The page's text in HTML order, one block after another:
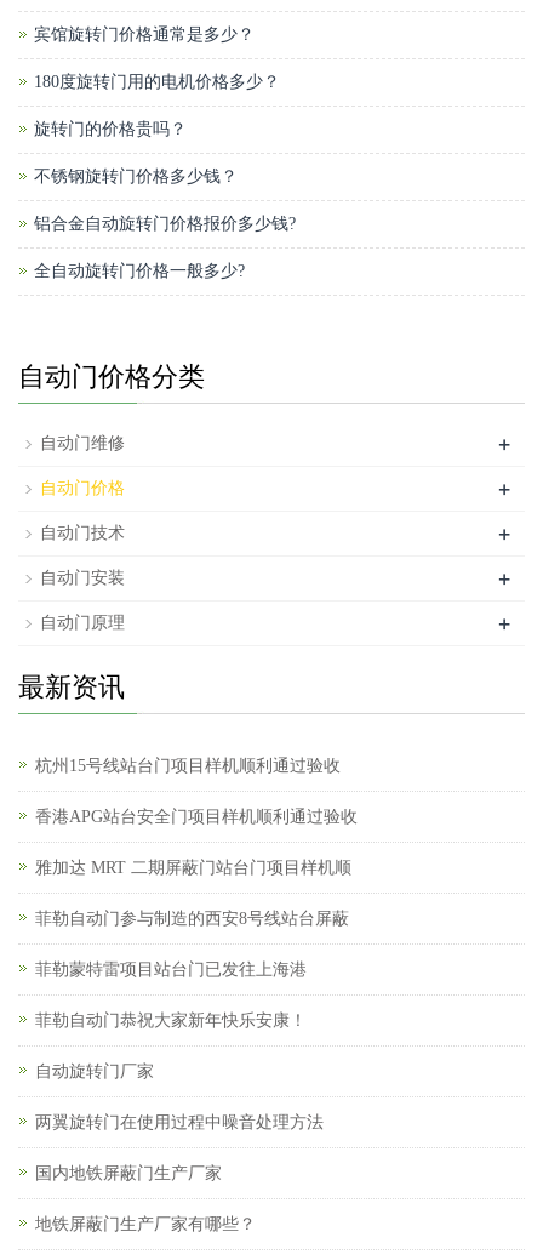
宾馆旋转门价格通常是多少？
180度旋转门用的电机价格多少？
旋转门的价格贵吗？
不锈钢旋转门价格多少钱？
铝合金自动旋转门价格报价多少钱?
全自动旋转门价格一般多少?
自动门价格分类
自动门维修 +
自动门价格 +
自动门技术 +
自动门安装 +
自动门原理 +
最新资讯
杭州15号线站台门项目样机顺利通过验收
香港APG站台安全门项目样机顺利通过验收
雅加达 MRT 二期屏蔽门站台门项目样机顺
菲勒自动门参与制造的西安8号线站台屏蔽
菲勒蒙特雷项目站台门已发往上海港
菲勒自动门恭祝大家新年快乐安康！
自动旋转门厂家
两翼旋转门在使用过程中噪音处理方法
国内地铁屏蔽门生产厂家
地铁屏蔽门生产厂家有哪些？